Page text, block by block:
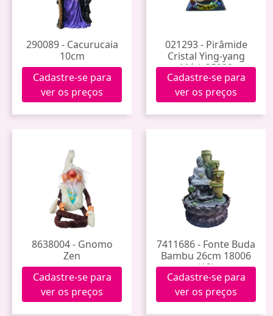
290089 - Cacurucaia
10cm
Cadastre-se para
ver os preços
021293 - Pirâmide
Cristal Ying-yang
Méd. 35230
Cadastre-se para
ver os preços
8638004 - Gnomo
Zen
Cadastre-se para
ver os preços
7411686 - Fonte Buda
Bambu 26cm 18006
(12)
Cadastre-se para
ver os preços